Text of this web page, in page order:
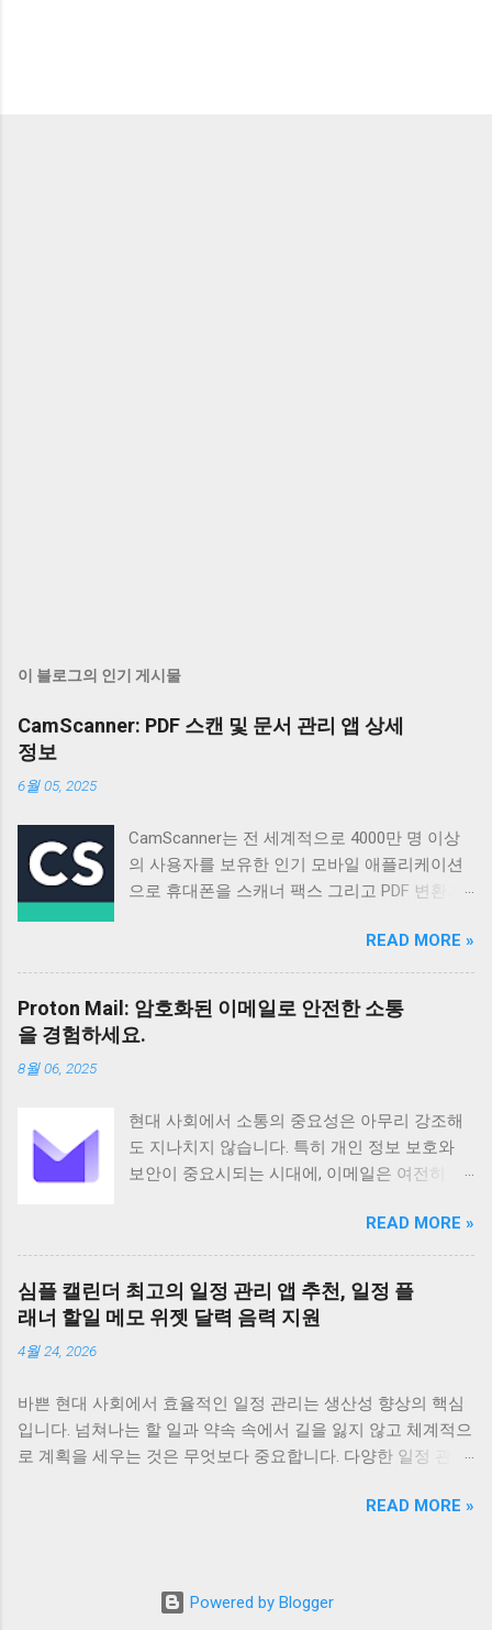
이 블로그의 인기 게시물
CamScanner: PDF 스캔 및 문서 관리 앱 상세
정보
6월 05, 2025
CamScanner는 전 세계적으로 4000만 명 이상
의 사용자를 보유한 인기 모바일 애플리케이션
으로 휴대폰을 스캐너 팩스 그리고 PDF 변환기
명 이상의 신규 사용자가 가입할 정도로 꾸준히
성장하고 있으며 다양한 기능과 편리한 사용성
으로 많은 사용자들의 호평을 받고 있습니다 이
앱은 단순한 스캔 기능을 넘어 문서 관리 공유
그리고 협업까지 지원하여 업무 효율성을 높이
이드 기반 애플리케이션으로 전 세계 200개 이
상의 국가와 지역에서 사용되고 있습니다
Android 5 이상 버전을 지원하며 전체 이용가 등
앱은 100만 건 이상의 다운로드 수를 기록하며
그 인기를 실감케 합니다 주요 기능으로는 문서
스캔 PDF 변환 텍스트 인식 문서 관리 공유 그리
고 협업 기능 등이 있습니다 특히 고급 이미지
트를 추출하고 편집할 수 있습니다 다양한 언어
를 지원하며 문서를 손쉽게 검색하고 관리할 수
있도록 태그 기능도 제공합니다 CamScanner의
주요 기능은 문서 스캔 기능에서 시작합니다 이
앱은 최첨단 이미지 처리 기술을 적용하여 사진
기능을 통해 스캔한 문서의 텍스트를 추출하여
READ MORE »
Proton Mail: 암호화된 이메일로 안전한 소통
을 경험하세요.
8월 06, 2025
현대 사회에서 소통의 중요성은 아무리 강조해
도 지나치지 않습니다. 특히 개인 정보 보호와
보안이 중요시되는 시대에, 이메일은 여전히 가
로 자리 잡고 있습니다. 하지만 동시에 이메일은
해킹이나 정보 유출의 위험에 항상 노출되어 있
습니다. 이러한 불안감을 해소하고 사용자의 프
라이버시를 최우선으로 보호하기 위해 탄생한
것이 바로 Proton Mail입니다. 스위스에 기반을
일 서비스를 제공하며, 전 세계 수백만 명의 사
용자가 그 가치를 인정하고 있습니다. Proton
Mail은 단순한 이메일 서비스 제공을 넘어, 사용
효율적으로 관리할 수 있도록 필요한 모든 기능
히 새롭게 재설계된 앱은 이메일을 더욱 쉽게 읽
READ MORE »
심플 캘린더 최고의 일정 관리 앱 추천, 일정 플
래너 할일 메모 위젯 달력 음력 지원
4월 24, 2026
바쁜 현대 사회에서 효율적인 일정 관리는 생산성 향상의 핵심
입니다. 넘쳐나는 할 일과 약속 속에서 길을 잃지 않고 체계적으
로 계획을 세우는 것은 무엇보다 중요합니다. 다양한 일정 관리
과 강력한 기능으로 많은 사용자들에게 사랑받고 있습니다. 오
히 알아보겠습니다. 1. 심플 캘린더: 왜 최고의 선택인가? 심플
캘린더가 많은 사용자들에게 최고의 일정 관리 앱으로 꼽히는
READ MORE »
Powered by Blogger